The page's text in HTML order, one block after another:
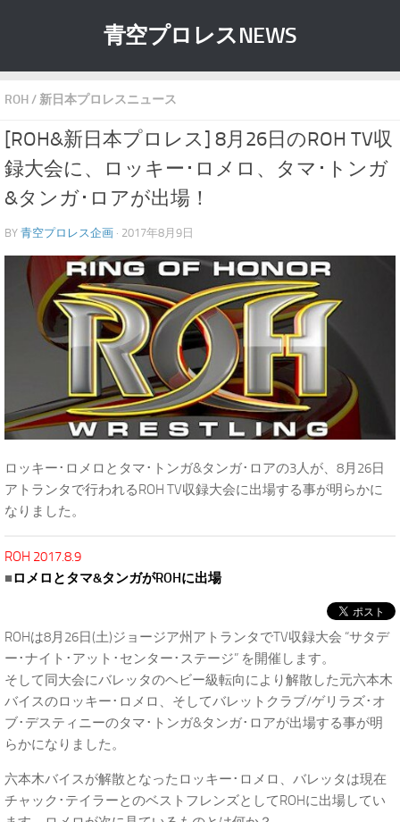
青空プロレスNEWS
ROH/ 新日本プロレスニュース
[ROH&新日本プロレス] 8月26日のROH TV収
録大会に、ロッキー･ロメロ、タマ･トンガ
&タンガ･ロアが出場！
BY 青空プロレス企画 · 2017年8月9日
ロッキー･ロメロとタマ･トンガ&タンガ･ロアの3人が、8月26日
アトランタで行われるROH TV収録大会に出場する事が明らかに
なりました。
ROH 2017.8.9
■ロメロとタマ&タンガがROHに出場
ROHは8月26日(土)ジョージア州アトランタでTV収録大会 “サタデ
ー･ナイト･アット･センター･ステージ” を開催します。
そして同大会にバレッタのヘビー級転向により解散した元六本木
バイスのロッキー･ロメロ、そしてバレットクラブ/ゲリラズ･オ
ブ･デスティニーのタマ･トンガ&タンガ･ロアが出場する事が明
らかになりました。
六本木バイスが解散となったロッキー･ロメロ、バレッタは現在
チャック･テイラーとのベストフレンズとしてROHに出場してい